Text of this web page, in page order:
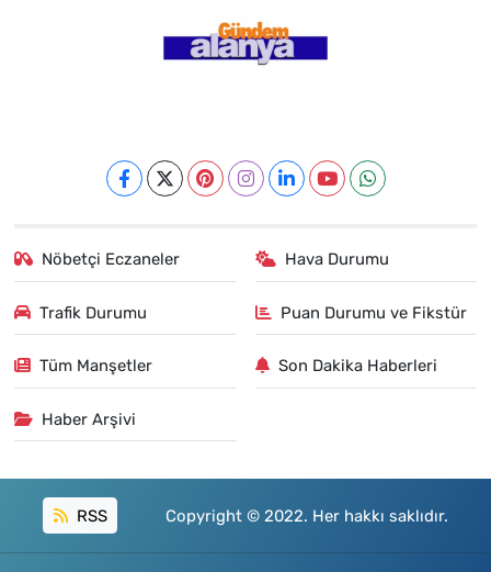
Nöbetçi Eczaneler Hava Durumu
Trafik Durumu Puan Durumu ve Fikstür
Tüm Manşetler Son Dakika Haberleri
Haber Arşivi
RSS Copyright © 2022. Her hakkı saklıdır.